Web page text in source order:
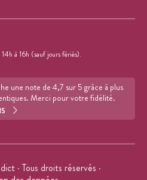
à 16h (sauf jours fériés).
une note de 4,7 sur 5 grâce à plus
Merci pour votre fidélité.
· Tous droits réservés ·